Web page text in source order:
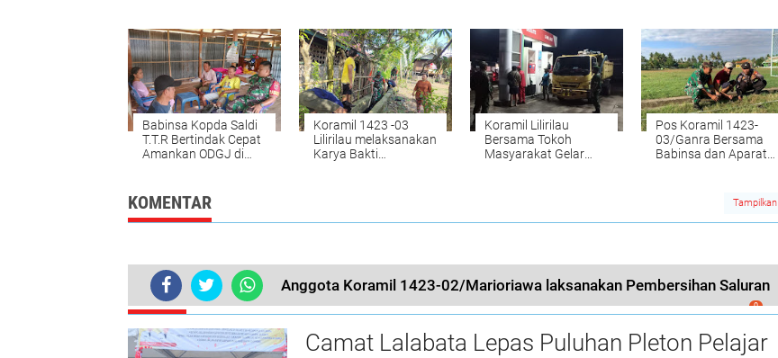
Babinsa Kopda Saldi
T.T.R Bertindak Cepat
Amankan ODGJ di
Koramil 1423 -03
Lilirilau melaksanakan
Karya Bakti
Koramil Lilirilau
Bersama Tokoh
Masyarakat Gelar
Pos Koramil 1423-
03/Ganra Bersama
Babinsa dan Aparat
Penanaman Pohon
KOMENTAR Tampilkan
Anggota Koramil 1423-02/Marioriawa laksanakan Pembersihan Saluran
0
TERKINI
Camat Lalabata Lepas Puluhan Pleton Pelajar